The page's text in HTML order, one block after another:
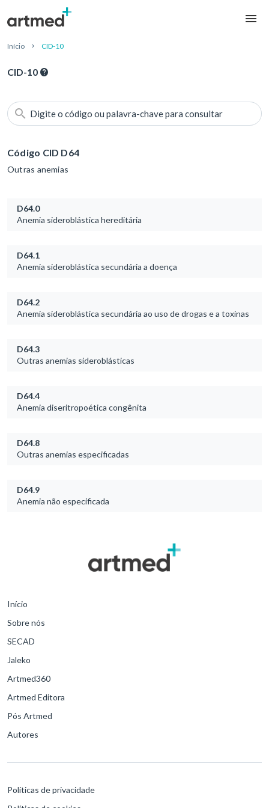
Início CID-10
CID-10
Digite o código ou palavra-chave para consultar
Código CID D64
Outras anemias
D64.0
Anemia sideroblástica hereditária
D64.1
Anemia sideroblástica secundária a doença
D64.2
Anemia sideroblástica secundária ao uso de drogas e a toxinas
D64.3
Outras anemias sideroblásticas
D64.4
Anemia diseritropoética congênita
D64.8
Outras anemias especificadas
D64.9
Anemia não especificada
Início
Sobre nós
SECAD
Jaleko
Artmed360
Artmed Editora
Pós Artmed
Autores
Políticas de privacidade